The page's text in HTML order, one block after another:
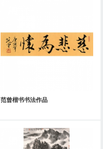
范曾楷书书法作品